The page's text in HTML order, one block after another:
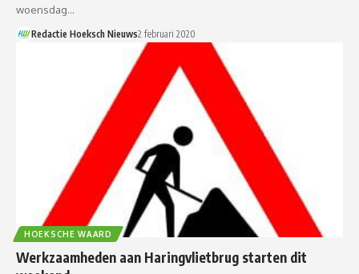
woensdag…
Redactie Hoeksch Nieuws2 februari 2020
HOEKSCHE WAARD
Werkzaamheden aan Haringvlietbrug starten dit